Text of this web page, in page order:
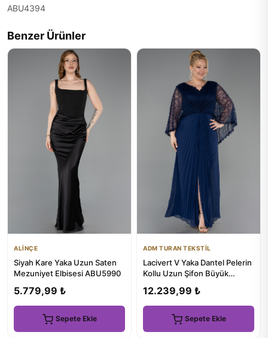
ABU4394
Benzer Ürünler
ALİNÇE
Siyah Kare Yaka Uzun Saten
Mezuniyet Elbisesi ABU5990
5.779,99 ₺
Sepete Ekle
ADM TURAN TEKSTİL
Lacivert V Yaka Dantel Pelerin
Kollu Uzun Şifon Büyük
12.239,99 ₺
Sepete Ekle